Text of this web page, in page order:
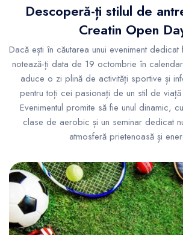
Descoperă-ți stilul de
Creatin Open
Dacă ești în căutarea unui eveniment dedicat
notează-ți data de 19 octombrie în
aduce o zi plină de activități sportive și
pentru toți cei pasionați de un stil de
Evenimentul promite să fie unul dinamic,
clase de aerobic și un seminar dedicat
atmosferă prietenoasă și